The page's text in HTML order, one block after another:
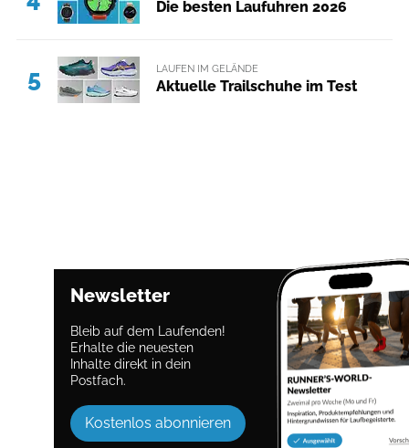
Die besten Laufuhren 2026
5 LAUFEN IM GELÄNDE
Aktuelle Trailschuhe im Test
Newsletter
Bleib auf dem Laufenden!
Erhalte die neuesten
Inhalte direkt in dein
Postfach.
Kostenlos abonnieren